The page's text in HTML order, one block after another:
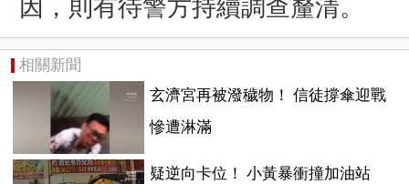
因，則有待警方持續調查釐清。
相關新聞
玄濟宮再被潑穢物！ 信徒撐傘迎戰
慘遭淋滿
疑逆向卡位！ 小黃暴衝撞加油站